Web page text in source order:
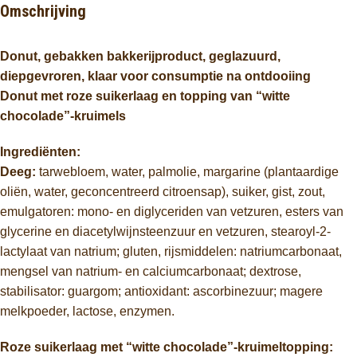
Omschrijving
Donut, gebakken bakkerijproduct, geglazuurd,
diepgevroren, klaar voor consumptie na ontdooiing
Donut met roze suikerlaag en topping van “witte
chocolade”-kruimels
Ingrediënten:
Deeg: tarwebloem, water, palmolie, margarine (plantaardige
oliën, water, geconcentreerd citroensap), suiker, gist, zout,
emulgatoren: mono- en diglyceriden van vetzuren, esters van
glycerine en diacetylwijnsteenzuur en vetzuren, stearoyl-2-
lactylaatvan natrium; gluten, rijsmiddelen: natriumcarbonaat,
mengsel van natrium- en calciumcarbonaat; dextrose,
stabilisator: guargom; antioxidant: ascorbinezuur; magere
melkpoeder, lactose, enzymen.
Roze suikerlaag met “witte chocolade”-kruimeltopping: